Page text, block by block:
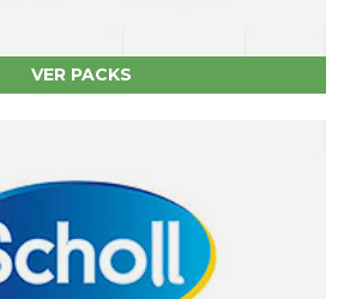
VER PACKS